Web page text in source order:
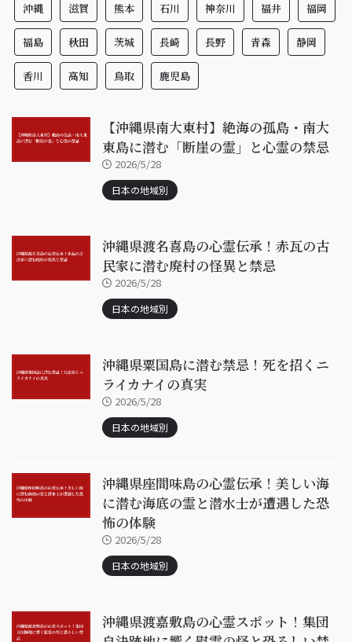
沖縄 滋賀 熊本 石川 神奈川 福井 福岡
福島 秋田 茨城 長崎 長野 青森 静岡
香川 高知 鳥取 鹿児島
【沖縄県南大東村】絶海の孤島・南大
東島に潜む「断崖の霊」と心霊の禁忌
2026/5/28
日本の地域別
沖縄県渡名喜島の心霊伝承！赤瓦の古
民家に潜む廃村の怪異と禁忌
2026/5/28
日本の地域別
沖縄県粟国島に潜む禁忌！死を招くニ
ライカナイの真実
2026/5/28
日本の地域別
沖縄県座間味島の心霊伝承！美しい海
に潜む海底の霊と潜水士が遭遇した恐
怖の体験
2026/5/28
日本の地域別
沖縄県渡嘉敷島の心霊スポット！集団